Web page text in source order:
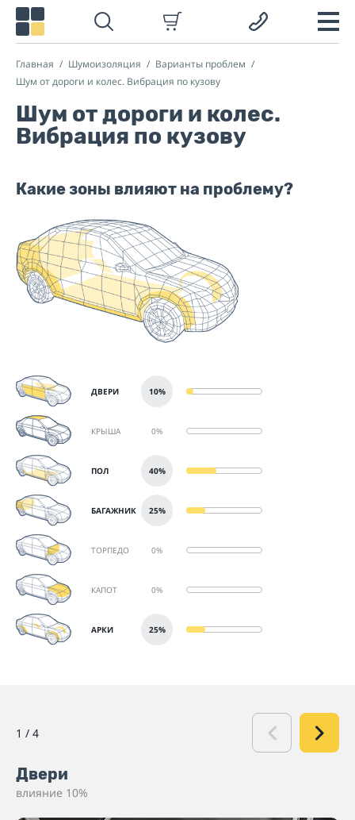
Главная Шумоизоляция
Варианты проблем
Шум от дороги и колес. Вибрация по кузову
Шум от дороги и колес.
Вибрация по кузову
Какие зоны влияют на проблему?
ДВЕРИ 10%
КРЫША 0%
ПОЛ 40%
БАГАЖНИК 25%
ТОРПЕДО 0%
КАПОТ 0%
АРКИ 25%
1 / 4
Двери
влияние 10%